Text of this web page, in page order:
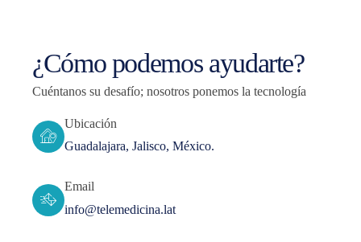
¿Cómo podemos ayudarte?
Cuéntanos su desafío; nosotros ponemos la tecnología
Ubicación
Guadalajara, Jalisco, México.
Email
info@telemedicina.lat